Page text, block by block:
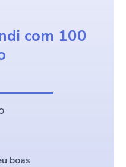
com 100
boas